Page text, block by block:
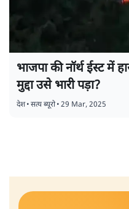
भाजपा की नॉर्थ ईस्ट में
मुद्दा उसे भारी पड़ा?
देश•सत्य ब्यूरो•29 Mar, 2025